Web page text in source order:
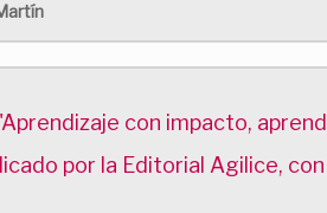
con impacto,
por la Editorial Agilice,